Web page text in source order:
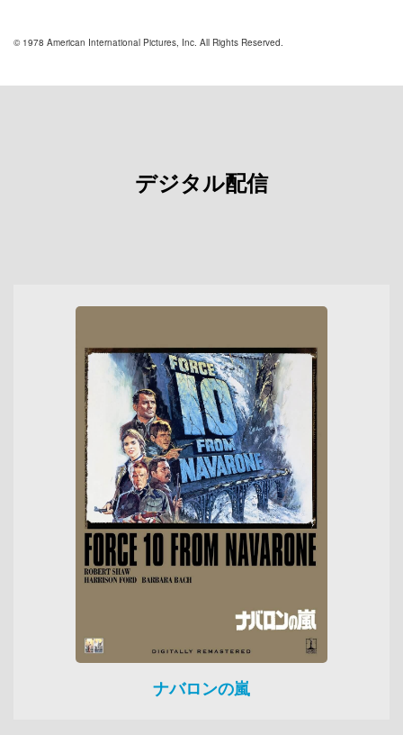
© 1978 American International Pictures, Inc. All Rights Reserved.
デジタル配信
ナバロンの嵐